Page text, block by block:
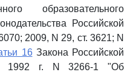
образовательного
Российской
2009, N 29, ст. 3621; N
16Закона Российской
1992 г. N 3266-1 "Об